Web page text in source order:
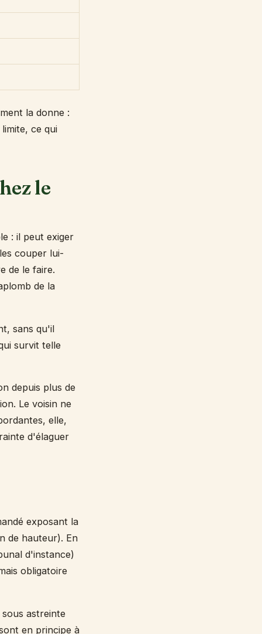
la donne :
ce qui
le
: il peut exiger
couper lui-
de le faire.
de la
sans qu'il
survit telle
depuis plus de
Le voisin ne
elle,
d'élaguer
exposant la
de hauteur). En
d'instance)
obligatoire
astreinte
en principe à